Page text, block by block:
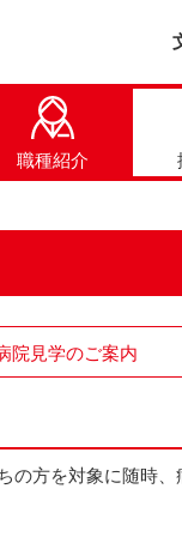
職種紹介
院見学のご案内
の方を対象に随時